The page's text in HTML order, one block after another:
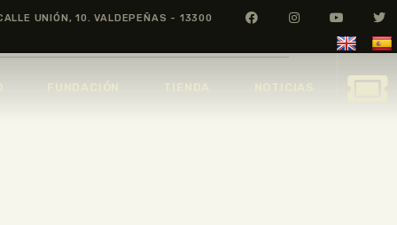
UNIÓN, 10. VALDEPEÑAS - 13300